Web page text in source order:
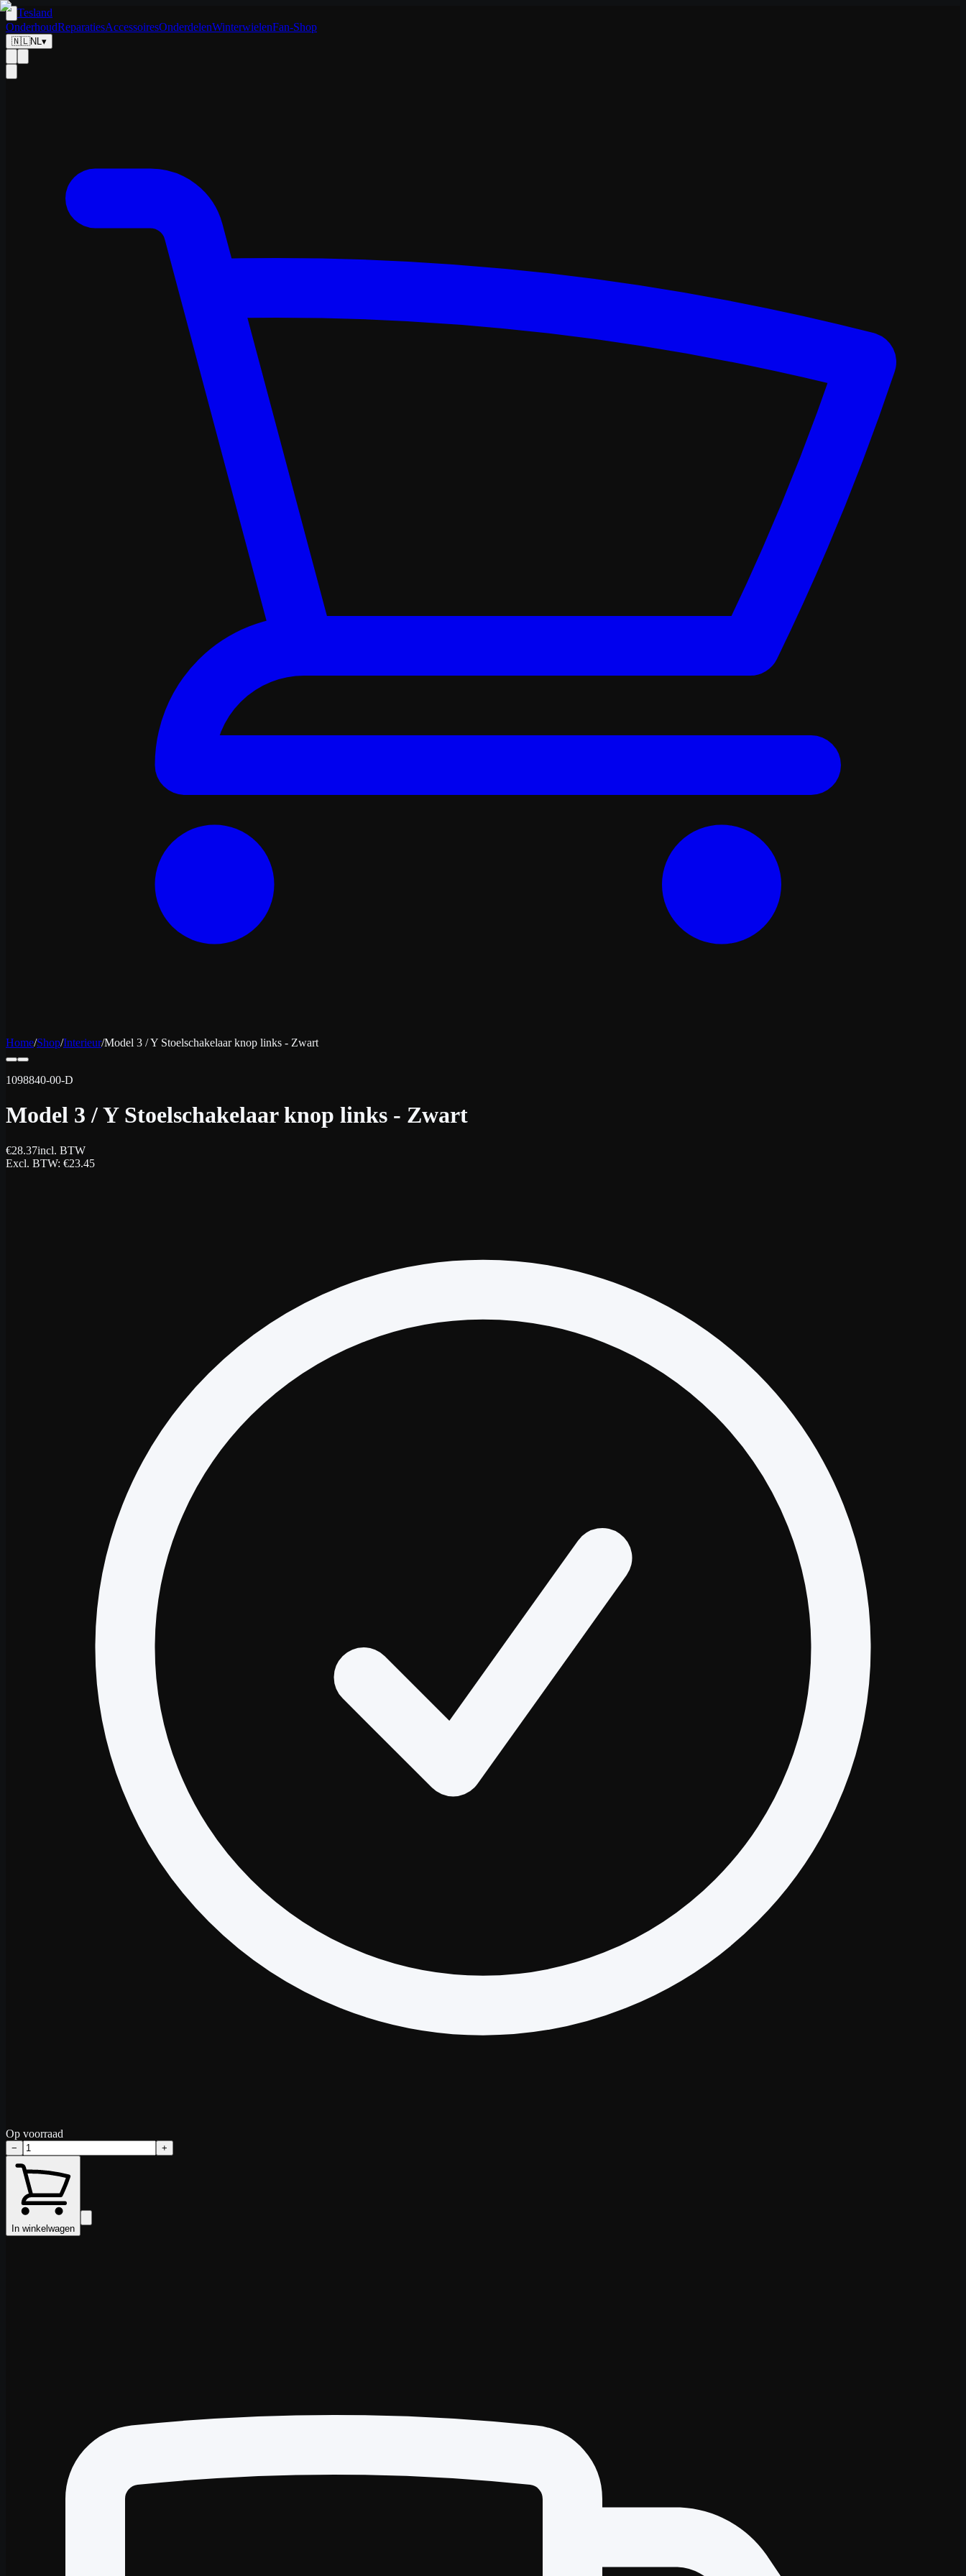
Tesland
OnderhoudReparatiesAccessoiresOnderdelenWinterwielenFan-Shop
🇳🇱NL▾
Home/Shop/Interieur/Model 3 / Y Stoelschakelaar knop links - Zwart
1098840-00-D
Model 3 / Y Stoelschakelaar knop links - Zwart
€28.37incl. BTW
Excl. BTW: €23.45
Op voorraad
− +
In winkelwagen